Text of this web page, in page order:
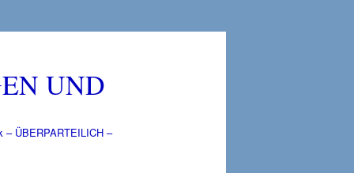
UND
– ÜBERPARTEILICH –